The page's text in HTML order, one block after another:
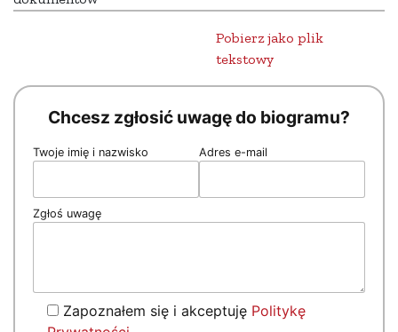
Pobierz jako plik
tekstowy
Chcesz zgłosić uwagę do biogramu?
Twoje imię i nazwisko Adres e-mail
Zgłoś uwagę
Zapoznałem się i akceptuję Politykę